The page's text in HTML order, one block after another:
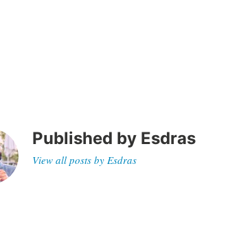
Published by Esdras
View all posts by Esdras